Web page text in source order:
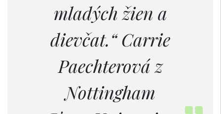
mladých žien a
dievčat.“ Carrie
Paechterová z
Nottingham